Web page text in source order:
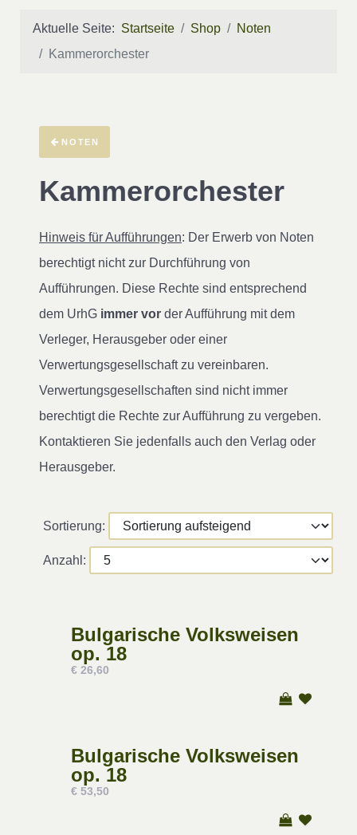
Aktuelle Seite: Startseite Shop
Noten
Kammerorchester
NOTEN
Kammerorchester
Hinweis für Aufführungen: Der Erwerb von Noten
berechtigt nicht zur Durchführung von
Aufführungen. Diese Rechte sind entsprechend
dem UrhG immer vor der Aufführung mit dem
Verleger, Herausgeber oder einer
Verwertungsgesellschaft zu vereinbaren.
Verwertungsgesellschaften sind nicht immer
berechtigt die Rechte zur Aufführung zu vergeben.
Kontaktieren Sie jedenfalls auch den Verlag oder
Herausgeber.
Sortierung:
Anzahl:
Bulgarische Volksweisen
op. 18
€ 26,60
Bulgarische Volksweisen
op. 18
€ 53,50